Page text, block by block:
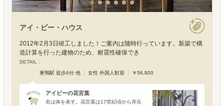
アイ・ビー・ハウス
2012年2月3日竣工しました！ご案内は随時行っています。新築で構
造計算を行った建物のため、耐震性確保でき
DETAIL :
巣鴨駅 徒歩6分 他
女性 外国人歓迎 ￥56,800
アイビーの花言葉
名は体を表す。花言葉は17世紀頃から存在